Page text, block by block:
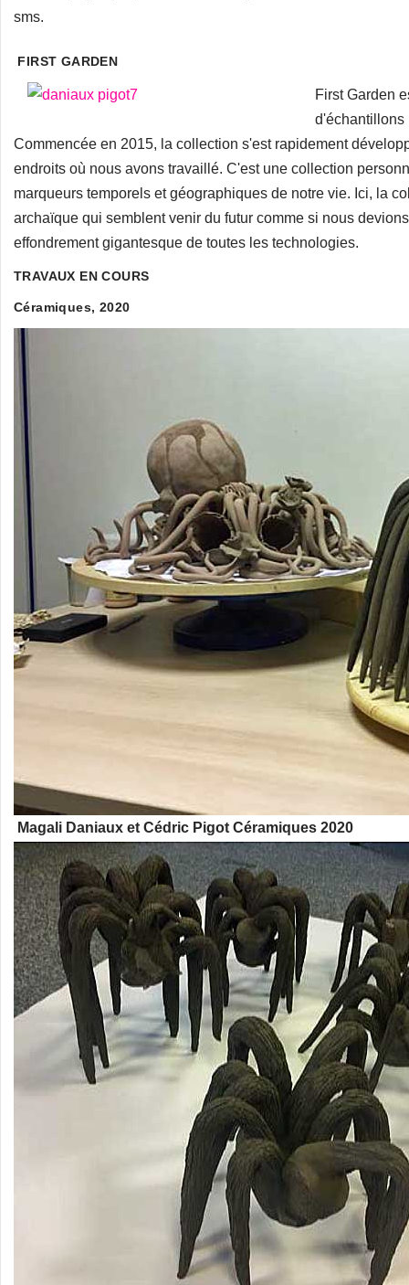
sms.
FIRST GARDEN
First Garden
d'échantillons
Commencée en 2015, la collection s'est rapidement
endroits où nous avons travaillé. C'est une collection
marqueurs temporels et géographiques de notre vie. Ici, la
archaïque qui semblent venir du futur comme si nous
effondrement gigantesque de toutes les technologies.
TRAVAUX EN COURS
Céramiques, 2020
Magali Daniaux et Cédric Pigot Céramiques 2020